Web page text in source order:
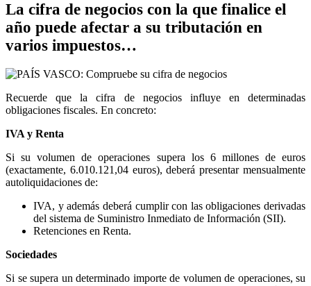
La cifra de negocios con la que finalice el
año puede afectar a su tributación en
varios impuestos…
Recuerde que la cifra de negocios influye en determinadas
obligaciones fiscales. En concreto:
IVA y Renta
Si su volumen de operaciones supera los 6 millones de euros
(exactamente, 6.010.121,04 euros), deberá presentar mensualmente
autoliquidaciones de:
IVA, y además deberá cumplir con las obligaciones derivadas
del sistema de Suministro Inmediato de Información (SII).
Retenciones en Renta.
Sociedades
Si se supera un determinado importe de volumen de operaciones, su